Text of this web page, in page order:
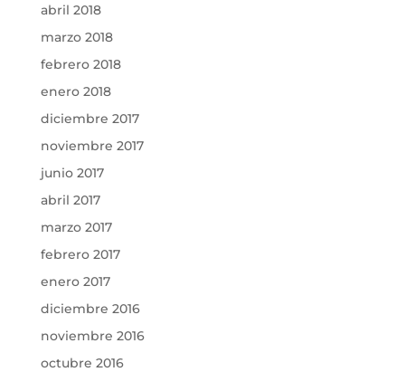
abril 2018
marzo 2018
febrero 2018
enero 2018
diciembre 2017
noviembre 2017
junio 2017
abril 2017
marzo 2017
febrero 2017
enero 2017
diciembre 2016
noviembre 2016
octubre 2016